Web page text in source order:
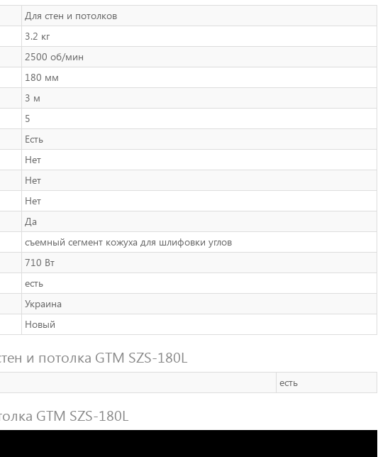
Для стен и потолков
3.2 кг
2500 об/мин
180 мм
3 м
5
Есть
Нет
Нет
Нет
Да
съемный сегмент кожуха для шлифовки углов
710 Вт
есть
Украина
Новый
и потолка GTM SZS-180L
есть
GTM SZS-180L